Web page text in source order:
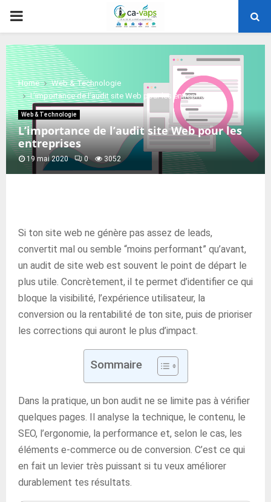
PRIMARY
MENU
Home
Web & Technologie
L’importance de l’audit site Web pour les entreprises
Web & Technologie
L’importance de l’audit site Web pour les
entreprises
19 mai 2020 0 3052
Si ton site web ne génère pas assez de leads,
convertit mal ou semble “moins performant” qu’avant,
un audit de site web est souvent le point de départ le
plus utile. Concrètement, il te permet d’identifier ce qui
bloque la visibilité, l’expérience utilisateur, la
conversion ou la rentabilité de ton site, puis de prioriser
les corrections qui auront le plus d’impact.
Sommaire
Dans la pratique, un bon audit ne se limite pas à vérifier
quelques pages. Il analyse la technique, le contenu, le
SEO, l’ergonomie, la performance et, selon le cas, les
éléments e-commerce ou de conversion. C’est ce qui
en fait un levier très puissant si tu veux améliorer
durablement tes résultats.